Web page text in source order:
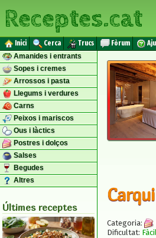
Receptes.cat
Inici Cerca Trucs Fòrum
Amanides i entrants
Sopes i cremes
Arrossos i pasta
Llegums i verdures
Carns
Peixos i mariscos
Ous i làctics
Postres i dolços
Salses
Begudes
Altres
Últimes receptes
Categoria:
Dificultat: Fàcil